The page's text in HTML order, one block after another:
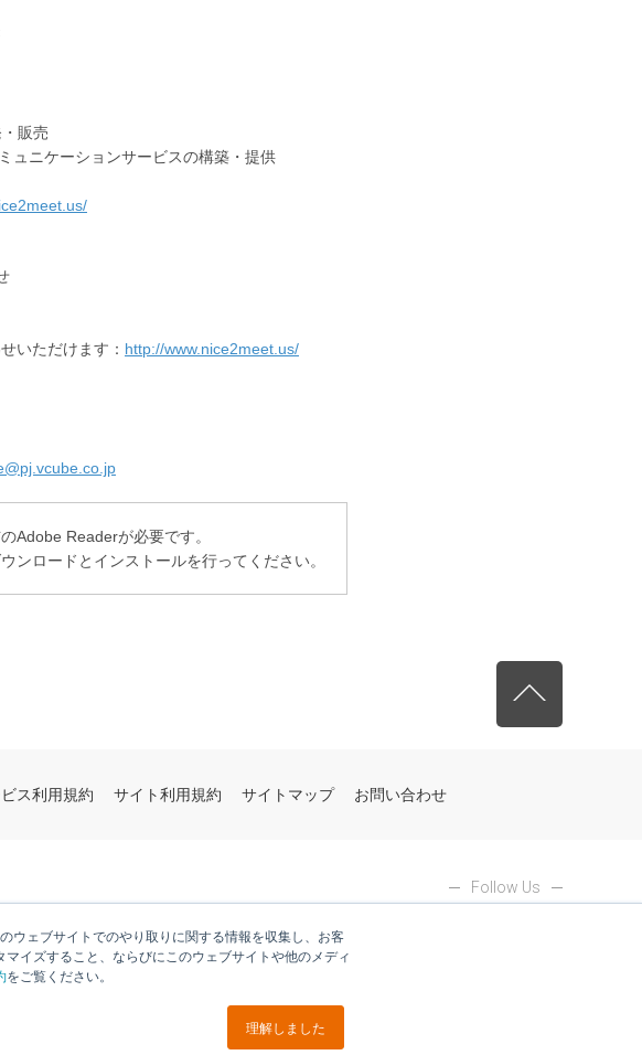
ウェブサイトでのやり取りに関する情報を収集し、お客
イズすること、ならびにこのウェブサイトや他のメディ
をご覧ください。
理解しました
販売
ションサービスの構築・提供
いただけます： http://www.nice2meet.us/
Adobe Readerが必要です。
ンロードとインストールを行ってください。
ス利用規約 サイト利用規約 サイトマップ お問い合わせ
Follow Us